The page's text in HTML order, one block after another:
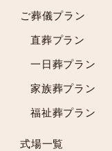
2023年9月
2023年6月
2023年5月
2023年4月
2023年2月
ご葬儀プラン
直葬プラン
一日葬プラン
家族葬プラン
福祉葬プラン
式場一覧